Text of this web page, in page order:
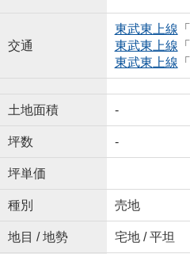
交通
東武東上線 「
東武東上線 「
東武東上線 「
土地面積 -
坪数 -
坪単価
種別 売地
地目 / 地勢 宅地 / 平坦